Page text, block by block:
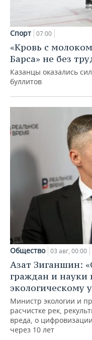
Спорт 07:00
«Кровь с
Барса» не без
Казанцы оказались
буллитов
Общество 03 авг, 00:00
Азат Зиганшин:
граждан и науки
экологическому
Министр экологии и
расчистке рек,
вреда, о
через 10 лет